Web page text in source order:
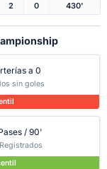
2 0 430'
a 0
sin goles
/ 90'